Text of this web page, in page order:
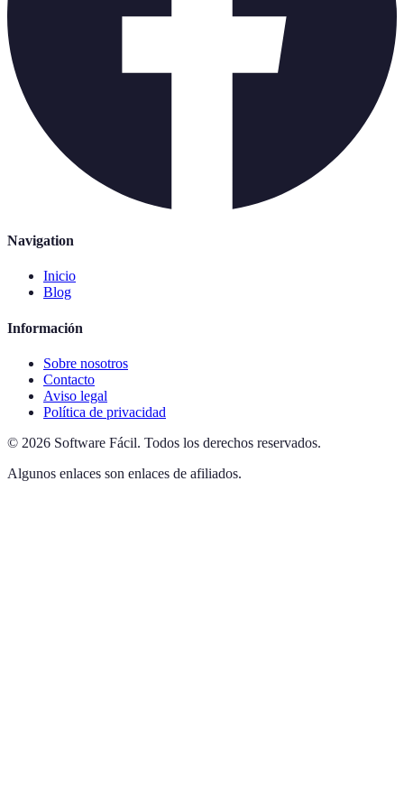
Navigation
Inicio
Blog
Información
Sobre nosotros
Contacto
Aviso legal
Política de privacidad
© 2026 Software Fácil. Todos los derechos reservados.
Algunos enlaces son enlaces de afiliados.